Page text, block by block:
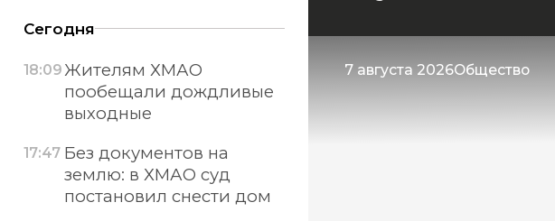
7 августа 2026Общество
Сегодня
18:09Жителям ХМАО
пообещали дождливые
выходные
17:47 Без документов на
землю: в ХМАО суд
постановил снести дом